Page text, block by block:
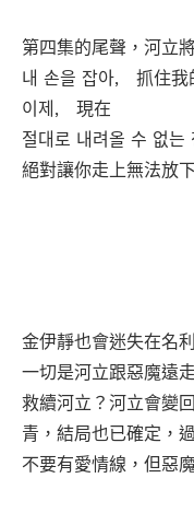
第四集的尾聲，河立
내 손을 잡아, 抓住我
이제, 現在
절대로 내려올 수 없는
絕對讓你走上無法放
金伊靜也會迷失在名
一切是河立跟惡魔遠
救續河立？河立會變
青，結局也已確定，
不要有愛情線，但惡